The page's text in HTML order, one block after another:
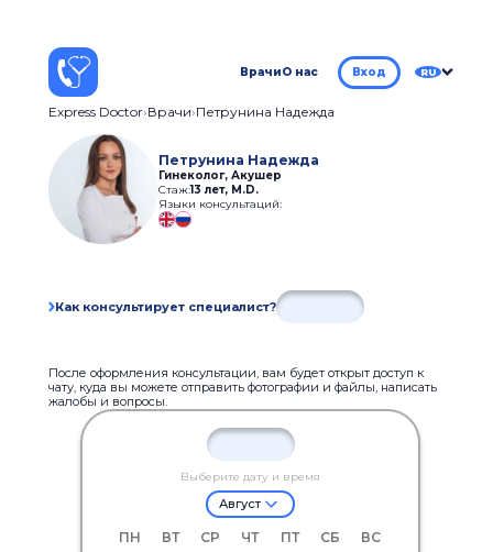
ВрачиО нас Вход RU
Express Doctor Врачи Петрунина Надежда
Петрунина Надежда
Гинеколог, Акушер
Стаж:13 лет, M.D.
Языки консультаций:
Как консультирует специалист?
После оформления консультации, вам будет открыт доступ к
чату, куда вы можете отправить фотографии и файлы, написать
жалобы и вопросы.
Выберите дату и время
Август
ПН ВТ СР ЧТ ПТ СБ
ВС